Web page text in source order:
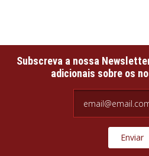
Subscreva a nossa
adicionais sobre os
Enviar